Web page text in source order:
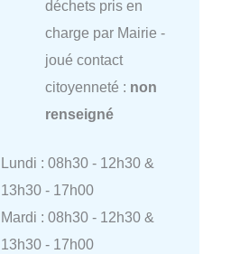
déchets pris en
charge par Mairie -
joué contact
citoyenneté : non
renseigné
Lundi : 08h30 - 12h30 &
13h30 - 17h00
Mardi : 08h30 - 12h30 &
13h30 - 17h00